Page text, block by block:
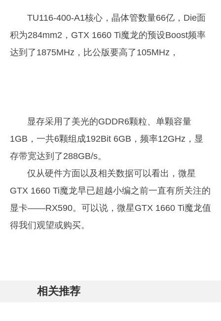
TU116-400-A1核心，晶体管数量66亿，Die面
积为284mm2，GTX 1660 Ti魔龙的预设Boost频率
达到了1875MHz，比公版要高了105MHz，
显存采用了美光的GDDR6颗粒、单颗容量
1GB，一共6颗组成192Bit 6GB，频率12GHz，显
存带宽达到了288GB/s。
仅从硬件方面以及相关数据可以看出，微星
GTX 1660 Ti魔龙早已超越小编之前一直有所关注的
显卡——RX590。可以说，微星GTX 1660 Ti魔龙值
得我们观望或购买。
相关推荐